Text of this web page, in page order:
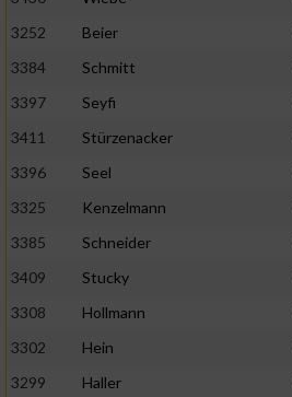
3252
Beier
3384
Schmitt
3397
Seyfi
3411
Stürzenacker
3396
Seel
3325
Kenzelmann
3385
Schneider
3409
Stucky
3308
Hollmann
3302
Hein
3299
Haller